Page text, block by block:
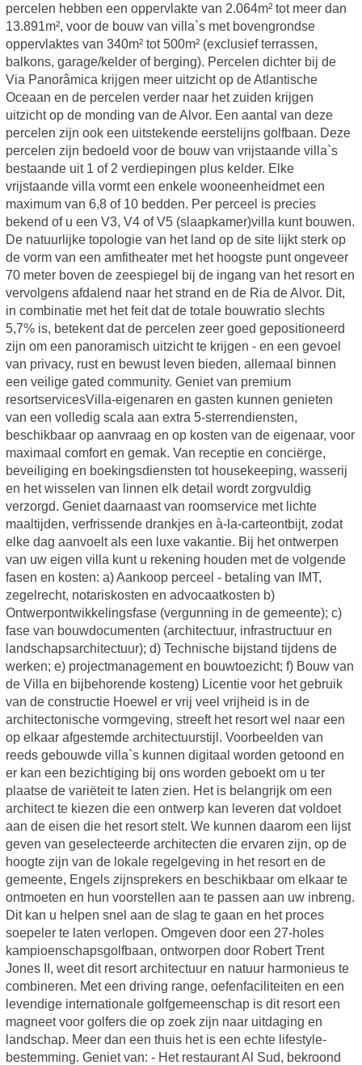
percelen hebben een oppervlakte van 2.064m² tot meer dan
13.891m², voor de bouw van villa`s met bovengrondse
oppervlaktes van 340m² tot 500m² (exclusief terrassen,
balkons, garage/kelder of berging). Percelen dichter bij de
Via Panorâmica krijgen meer uitzicht op de Atlantische
Oceaan en de percelen verder naar het zuiden krijgen
uitzicht op de monding van de Alvor. Een aantal van deze
percelen zijn ook een uitstekende eerstelijns golfbaan. Deze
percelen zijn bedoeld voor de bouw van vrijstaande villa`s
bestaande uit 1 of 2 verdiepingen plus kelder. Elke
vrijstaande villa vormt een enkele wooneenheidmet een
maximum van 6,8 of 10 bedden. Per perceel is precies
bekend of u een V3, V4 of V5 (slaapkamer)villa kunt bouwen.
De natuurlijke topologie van het land op de site lijkt sterk op
de vorm van een amfitheater met het hoogste punt ongeveer
70 meter boven de zeespiegel bij de ingang van het resort en
vervolgens afdalend naar het strand en de Ria de Alvor. Dit,
in combinatie met het feit dat de totale bouwratio slechts
5,7% is, betekent dat de percelen zeer goed gepositioneerd
zijn om een panoramisch uitzicht te krijgen - en een gevoel
van privacy, rust en bewust leven bieden, allemaal binnen
een veilige gated community. Geniet van premium
resortservicesVilla-eigenaren en gasten kunnen genieten
van een volledig scala aan extra 5-sterrendiensten,
beschikbaar op aanvraag en op kosten van de eigenaar, voor
maximaal comfort en gemak. Van receptie en conciërge,
beveiliging en boekingsdiensten tot housekeeping, wasserij
en het wisselen van linnen elk detail wordt zorgvuldig
verzorgd. Geniet daarnaast van roomservice met lichte
maaltijden, verfrissende drankjes en à-la-carteontbijt, zodat
elke dag aanvoelt als een luxe vakantie. Bij het ontwerpen
van uw eigen villa kunt u rekening houden met de volgende
fasen en kosten: a) Aankoop perceel - betaling van IMT,
zegelrecht, notariskosten en advocaatkosten b)
Ontwerpontwikkelingsfase (vergunning in de gemeente); c)
fase van bouwdocumenten (architectuur, infrastructuur en
landschapsarchitectuur); d) Technische bijstand tijdens de
werken; e) projectmanagement en bouwtoezicht; f) Bouw van
de Villa en bijbehorende kosteng) Licentie voor het gebruik
van de constructie Hoewel er vrij veel vrijheid is in de
architectonische vormgeving, streeft het resort wel naar een
op elkaar afgestemde architectuurstijl. Voorbeelden van
reeds gebouwde villa`s kunnen digitaal worden getoond en
er kan een bezichtiging bij ons worden geboekt om u ter
plaatse de variëteit te laten zien. Het is belangrijk om een
architect te kiezen die een ontwerp kan leveren dat voldoet
aan de eisen die het resort stelt. We kunnen daarom een lijst
geven van geselecteerde architecten die ervaren zijn, op de
hoogte zijn van de lokale regelgeving in het resort en de
gemeente, Engels zijnsprekers en beschikbaar om elkaar te
ontmoeten en hun voorstellen aan te passen aan uw inbreng.
Dit kan u helpen snel aan de slag te gaan en het proces
soepeler te laten verlopen. Omgeven door een 27-holes
kampioenschapsgolfbaan, ontworpen door Robert Trent
Jones II, weet dit resort architectuur en natuur harmonieus te
combineren. Met een driving range, oefenfaciliteiten en een
levendige internationale golfgemeenschap is dit resort een
magneet voor golfers die op zoek zijn naar uitdaging en
landschap. Meer dan een thuis het is een echte lifestyle-
bestemming. Geniet van: - Het restaurant Al Sud, bekroond